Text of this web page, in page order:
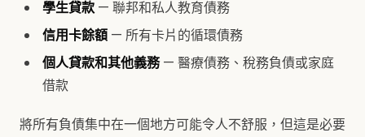
學生貸款— 聯邦和私人教育債務
信用卡餘額 — 所有卡片的循環債務
個人貸款和其他義務— 醫療債務、稅務負債或家庭
借款
將所有負債集中在一個地方可能令人不舒服，但這是必要